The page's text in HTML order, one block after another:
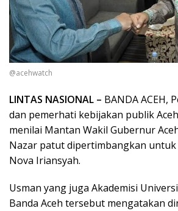
@acehwatch
LINTAS NASIONAL – BANDA ACEH,
dan pemerhati kebijakan publik
menilai Mantan Wakil Gubernur
Nazar patut dipertimbangkan
Nova Iriansyah.
Usman yang juga Akademisi
Banda Aceh tersebut mengatakan